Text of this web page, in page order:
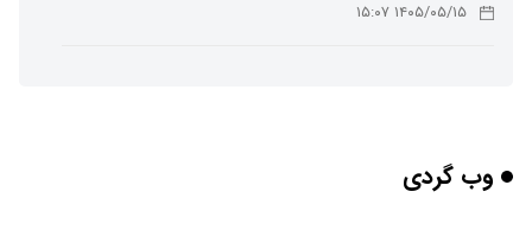
۱۴۰۵/۰۵/۱۵ ۱۵:۰۷
چرا افراد مضطرب دنیا را متفاوت می بینند؟
وب گردی